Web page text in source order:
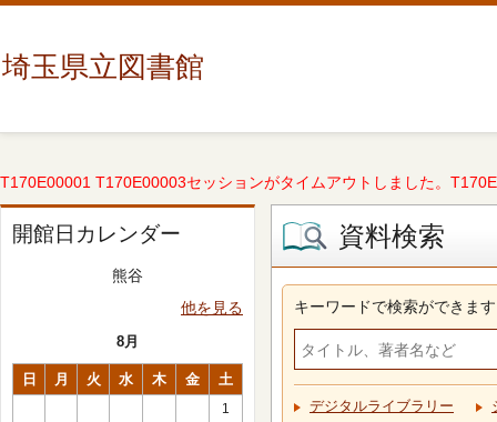
埼玉県立図書館
T170E00001 T170E00003セッションがタイムアウトしました。
開館日カレンダー
熊谷
他を見る
8月
日 月 火 水 木 金 土
1
資料検索
キーワードで検索ができます
デジタルライブラリー